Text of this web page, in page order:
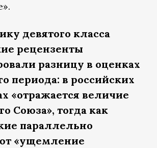
девятого класса
рецензенты
разницу в оценках
периода: в российских
«отражается величие
Союза», тогда как
параллельно
«ущемление